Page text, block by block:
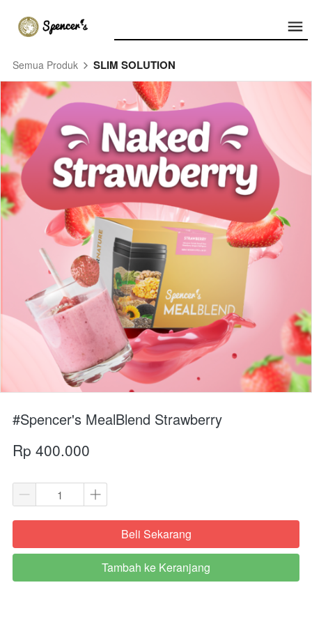
Semua Produk SLIM SOLUTION
#Spencer's MealBlend Strawberry
Rp 400.000
`Beli Sekarang
`
Tambah ke Keranjang